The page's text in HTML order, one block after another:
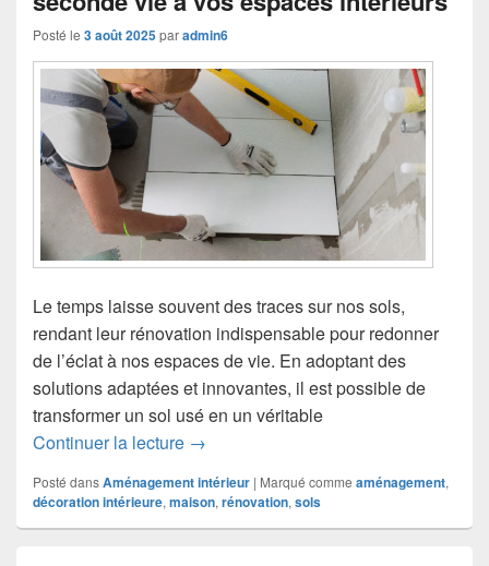
Posté le 3 août 2025paradmin6
Le temps laisse souvent des traces sur nos sols,
rendant leur rénovation indispensable pour redonner
de l’éclat à nos espaces de vie. En adoptant des
solutions adaptées et innovantes, il est possible de
transformer un sol usé en un véritable
Continuer la lecture Rénovation de sols : donner une
→
Posté dansAménagement intérieur | Marqué comme aménagement,
décoration intérieure, maison, rénovation, sols